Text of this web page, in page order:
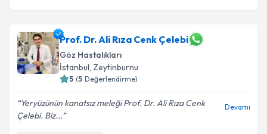
Prof. Dr. Ali Rıza Cenk Çelebi
Göz Hastalıkları
İstanbul, Zeytinburnu
5 (5 Değerlendirme)
Yeryüzünün kanatsız meleği Prof. Dr. Ali Rıza Cenk
Çelebi. Biz...
Devamı